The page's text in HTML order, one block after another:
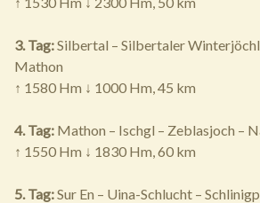
3. Tag:Silbertal – Silbertaler
Mathon
↑ 1580 Hm ↓ 1000 Hm, 45 km
4. Tag: Mathon – Ischgl – Zeblasjoch –
↑ 1550 Hm ↓ 1830 Hm, 60 km
5. Tag:Sur En – Uina-Schlucht –